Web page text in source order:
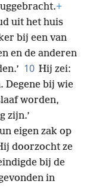
+
uit het huis
bij een van
en de anderen
10 Hij zei:
Degene bij wie
worden,
zijn.’
eigen zak op
doorzocht ze
bij de
in